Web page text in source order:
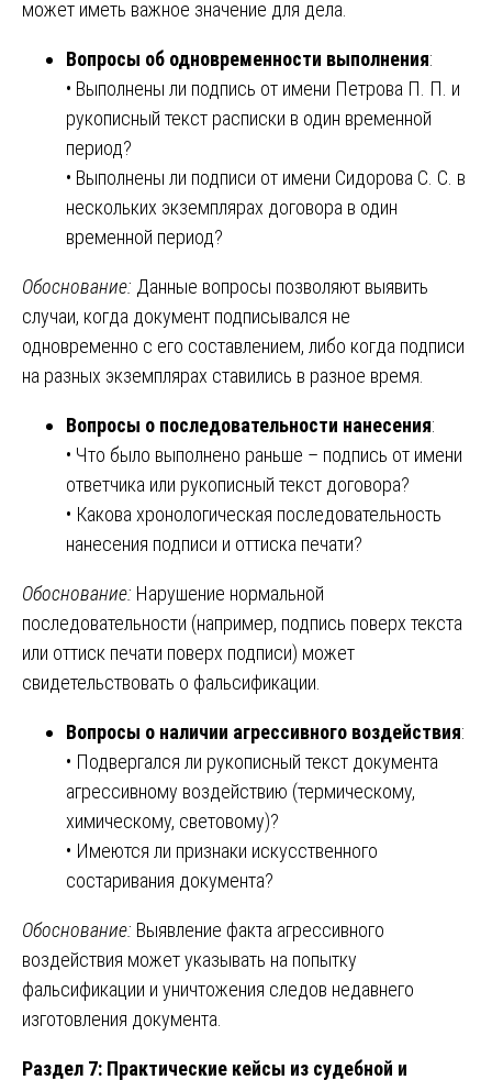
может иметь важное значение для дела.
Вопросы об одновременности выполнения:
• Выполнены ли подпись от имени Петрова П. П. и
рукописный текст расписки в один временной
период?
• Выполнены ли подписи от имени Сидорова С. С. в
нескольких экземплярах договора в один
временной период?
Обоснование: Данные вопросы позволяют выявить
случаи, когда документ подписывался не
одновременно с его составлением, либо когда подписи
на разных экземплярах ставились в разное время.
Вопросы о последовательности нанесения:
• Что было выполнено раньше – подпись от имени
ответчика или рукописный текст договора?
• Какова хронологическая последовательность
нанесения подписи и оттиска печати?
Обоснование: Нарушение нормальной
последовательности (например, подпись поверх текста
или оттиск печати поверх подписи) может
свидетельствовать о фальсификации.
Вопросы о наличии агрессивного воздействия:
• Подвергался ли рукописный текст документа
агрессивному воздействию (термическому,
химическому, световому)?
• Имеются ли признаки искусственного
состаривания документа?
Обоснование: Выявление факта агрессивного
воздействия может указывать на попытку
фальсификации и уничтожения следов недавнего
изготовления документа.
Раздел 7: Практические кейсы из судебной и